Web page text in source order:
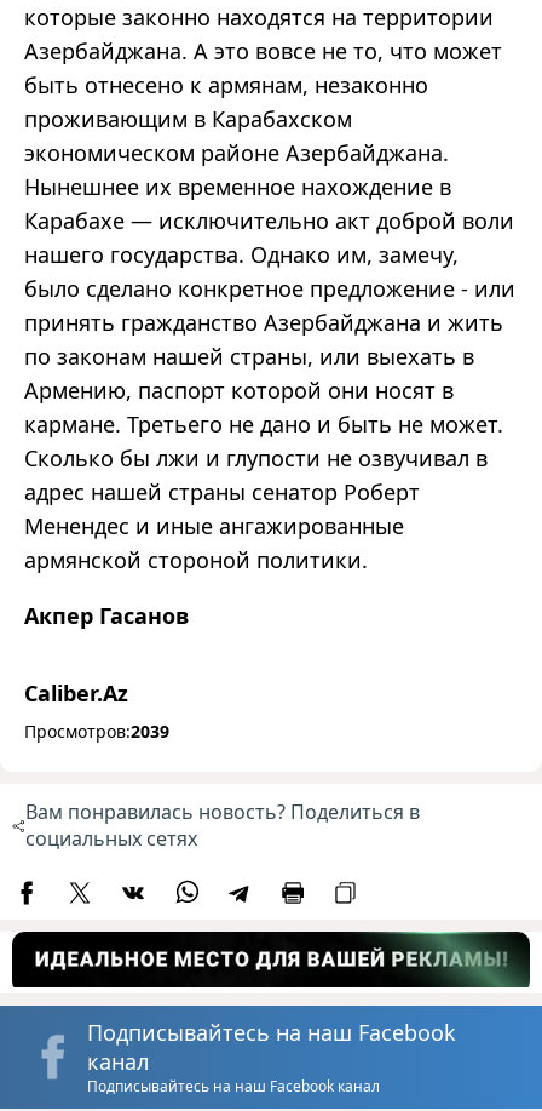
которые законно находятся на территории
Азербайджана. А это вовсе не то, что может
быть отнесено к армянам, незаконно
проживающим в Карабахском
экономическом районе Азербайджана.
Нынешнее их временное нахождение в
Карабахе — исключительно акт доброй воли
нашего государства. Однако им, замечу,
было сделано конкретное предложение - или
принять гражданство Азербайджана и жить
по законам нашей страны, или выехать в
Армению, паспорт которой они носят в
кармане. Третьего не дано и быть не может.
Сколько бы лжи и глупости не озвучивал в
адрес нашей страны сенатор Роберт
Менендес и иные ангажированные
армянской стороной политики.
Акпер Гасанов
Caliber.Az
Просмотров:2039
Вам понравилась новость? Поделиться в
социальных сетях
Подписывайтесь на наш Facebook
канал
Подписывайтесь на наш Facebook канал